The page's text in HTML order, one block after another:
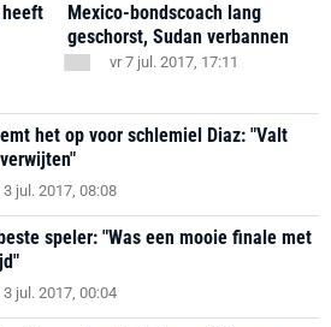
Mexico-bondscoach lang
geschorst, Sudan verbannen
vr 7 jul. 2017, 17:11
het op voor schlemiel Diaz: "Valt
3 jul. 2017, 08:08
speler: "Was een mooie finale met
3 jul. 2017, 00:04